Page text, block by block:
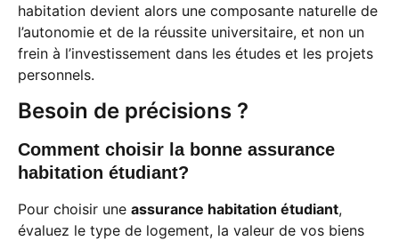
habitation devient alors une composante naturelle de
l’autonomie et de la réussite universitaire, et non un
frein à l’investissement dans les études et les projets
personnels.
Besoin de précisions ?
Comment choisir la bonne assurance
habitation étudiant?
Pour choisir une assurance habitation étudiant,
évaluez le type de logement, la valeur de vos biens